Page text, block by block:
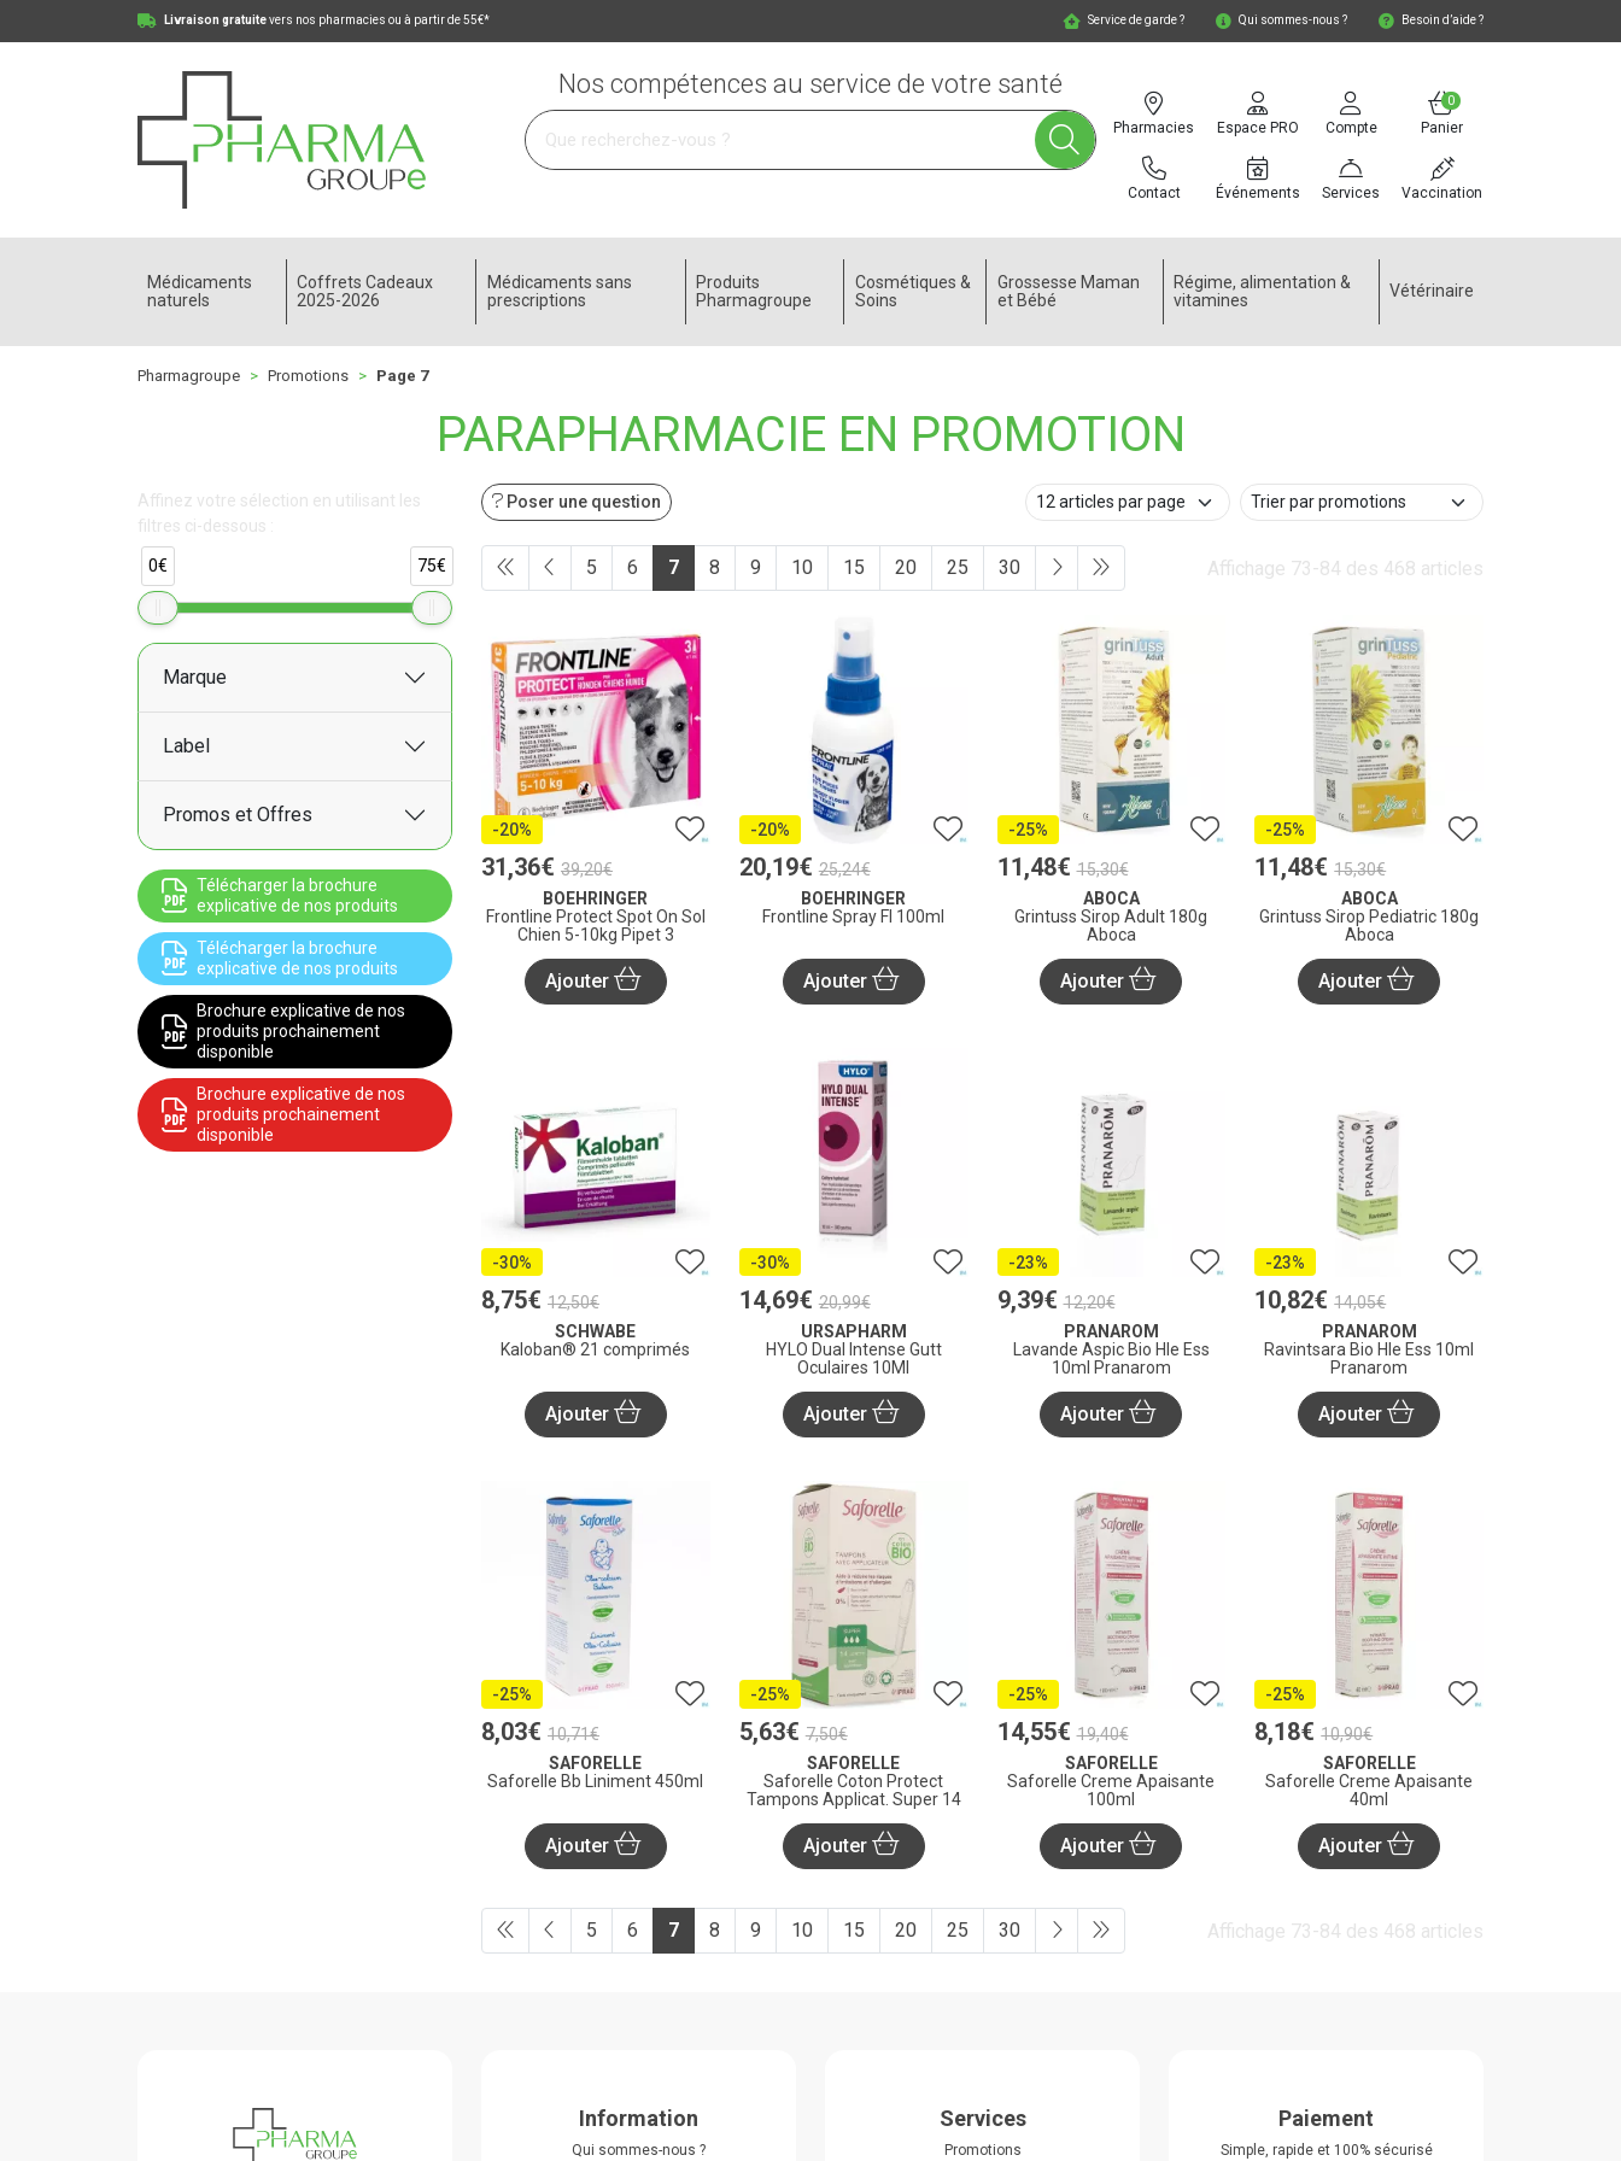
Livraison gratuitevers nos pharmacies ou à partir de 55€* Service de garde ? Qui sommes-nous ? Besoin d’aide ?
Pharmagroupe Votre pharmacie en ligne à votre service
Pharmacies
Contact
Espace PRO
Événements
Compte
Services
Panier
0
Vaccination
Nos compétences au service de votre santé
Médicaments
naturels
Coffrets Cadeaux
2025-2026
Médicaments sans
prescriptions
Produits
Pharmagroupe
Cosmétiques &
Soins
Grossesse Maman
et Bébé
Régime, alimentation &
vitamines
Vétérinaire
Pharmagroupe Promotions Page 7
PARAPHARMACIE EN PROMOTION
Poser une question
Affichage 73-84 des 468 articles
5 6 7 8 9 10 15 20 25 30
-20%
31,36€ 39,20€
BOEHRINGER
Frontline Protect Spot On Sol
Chien 5-10kg Pipet 3
Ajouter
-20%
20,19€ 25,24€
BOEHRINGER
Frontline Spray Fl 100ml
Ajouter
-25%
11,48€ 15,30€
ABOCA
Grintuss Sirop Adult 180g
Aboca
Ajouter
-25%
11,48€ 15,30€
ABOCA
Grintuss Sirop Pediatric 180g
Aboca
Ajouter
-30%
8,75€ 12,50€
SCHWABE
Kaloban® 21 comprimés
Ajouter
-30%
14,69€ 20,99€
URSAPHARM
HYLO Dual Intense Gutt
Oculaires 10Ml
Ajouter
-23%
9,39€ 12,20€
PRANAROM
Lavande Aspic Bio Hle Ess
10ml Pranarom
Ajouter
-23%
10,82€ 14,05€
PRANAROM
Ravintsara Bio Hle Ess 10ml
Pranarom
Ajouter
-25%
8,03€ 10,71€
SAFORELLE
Saforelle Bb Liniment 450ml
Ajouter
-25%
5,63€ 7,50€
SAFORELLE
Saforelle Coton Protect
Tampons Applicat. Super 14
Ajouter
-25%
14,55€ 19,40€
SAFORELLE
Saforelle Creme Apaisante
100ml
Ajouter
-25%
8,18€ 10,90€
SAFORELLE
Saforelle Creme Apaisante
40ml
Ajouter
Affichage 73-84 des 468 articles
5 6 7 8 9 10 15 20 25 30
Affinez votre sélection en utilisant les
filtres ci-dessous :
0€ 75€
Marque
Label
Promos et Offres
Télécharger la brochure
explicative de nos produits
Télécharger la brochure
explicative de nos produits
Brochure explicative de nos
produits prochainement
disponible
Brochure explicative de nos
produits prochainement
disponible
Information
Qui sommes-nous ?
Services
Promotions
Paiement
Simple, rapide et 100% sécurisé